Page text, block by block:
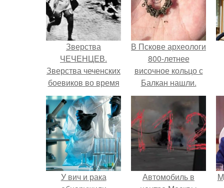
Зверства
ЧЕЧЕНЦЕВ.
Зверства чеченских
боевиков во время
первой чеченской.
В Пскове археологи
800-летнее
височное кольцо с
Балкан нашли.
У вич и рака
Автомобиль в